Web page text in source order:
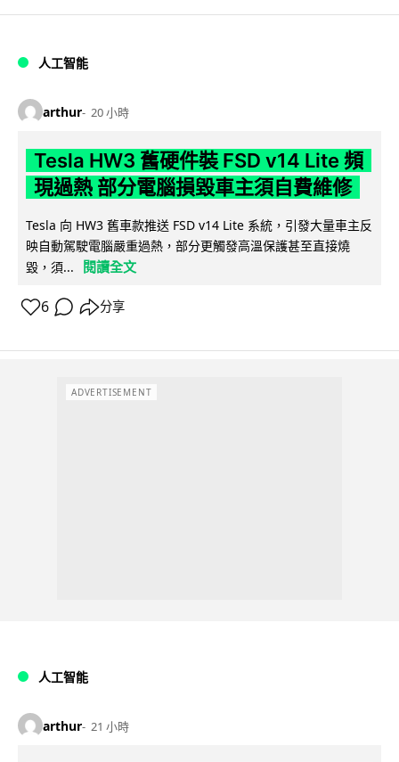
人工智能
arthur 20 小時
Tesla HW3 舊硬件裝 FSD v14 Lite 頻
現過熱 部分電腦損毀車主須自費維修
Tesla 向 HW3 舊車款推送 FSD v14 Lite 系統，引發大量車主反
映自動駕駛電腦嚴重過熱，部分更觸發高溫保護甚至直接燒
毀，須...
閱讀全文
6 分享
ADVERTISEMENT
人工智能
arthur 21 小時